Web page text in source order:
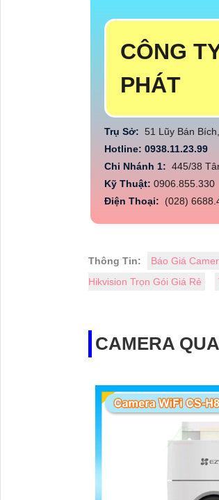
CÔNG
PHÁT
Trụ Sở: 51 Lũy Bán
Hotline: 0938.11.23.99
Chi Nhánh 1: 445/38
Kỹ Thuật: 0906.855.330
Điện Thoại: (028)
Thông Tin: Báo Giá
Hikvision Trọn Gói Giá Rẻ
CAMERA